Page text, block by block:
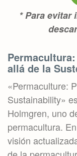
* Para evitar
allá de la
«Permaculture:
Sustainability»
Holmgren, uno
permacultura.
visión